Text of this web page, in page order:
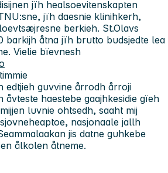
jïh healsoevitenskapten
jïh daesnie klinihkerh,
berkieh. St.Olavs
barkijh åtna jïh brutto budsjedte lea
Vielie bïevnesh
edtjieh guvvine årrodh årroji
haestebe gaajhkesidie gïeh
luvnie ohtsedh, saaht mij
nasjonaale jallh
jis datne guhkebe
ålkolen åtneme.